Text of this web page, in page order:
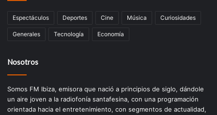
Espectáculos Deportes Cine Música Curiosidades
Generales Tecnología Economía
Nosotros
Somos FM Ibiza, emisora que nació a principios de siglo, dándole
un aire joven a la radiofonía santafesina, con una programación
orientada hacia el entretenimiento, con segmentos de actualidad,